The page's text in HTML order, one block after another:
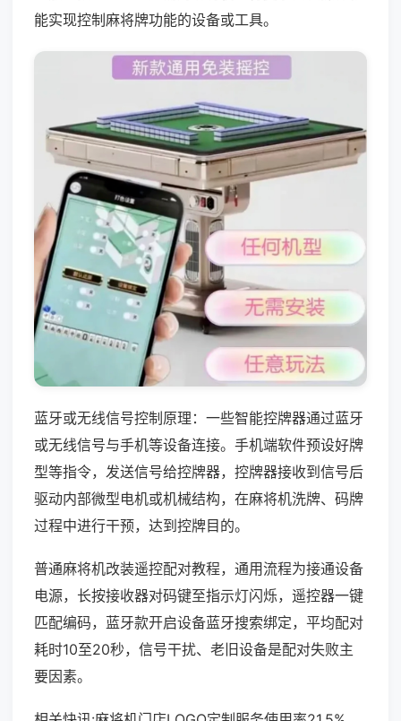
能实现控制麻将牌功能的设备或工具。
蓝牙或无线信号控制原理：一些智能控牌器通过蓝牙
或无线信号与手机等设备连接。手机端软件预设好牌
型等指令，发送信号给控牌器，控牌器接收到信号后
驱动内部微型电机或机械结构，在麻将机洗牌、码牌
过程中进行干预，达到控牌目的。
普通麻将机改装遥控配对教程，通用流程为接通设备
电源，长按接收器对码键至指示灯闪烁，遥控器一键
匹配编码，蓝牙款开启设备蓝牙搜索绑定，平均配对
耗时10至20秒，信号干扰、老旧设备是配对失败主
要因素。